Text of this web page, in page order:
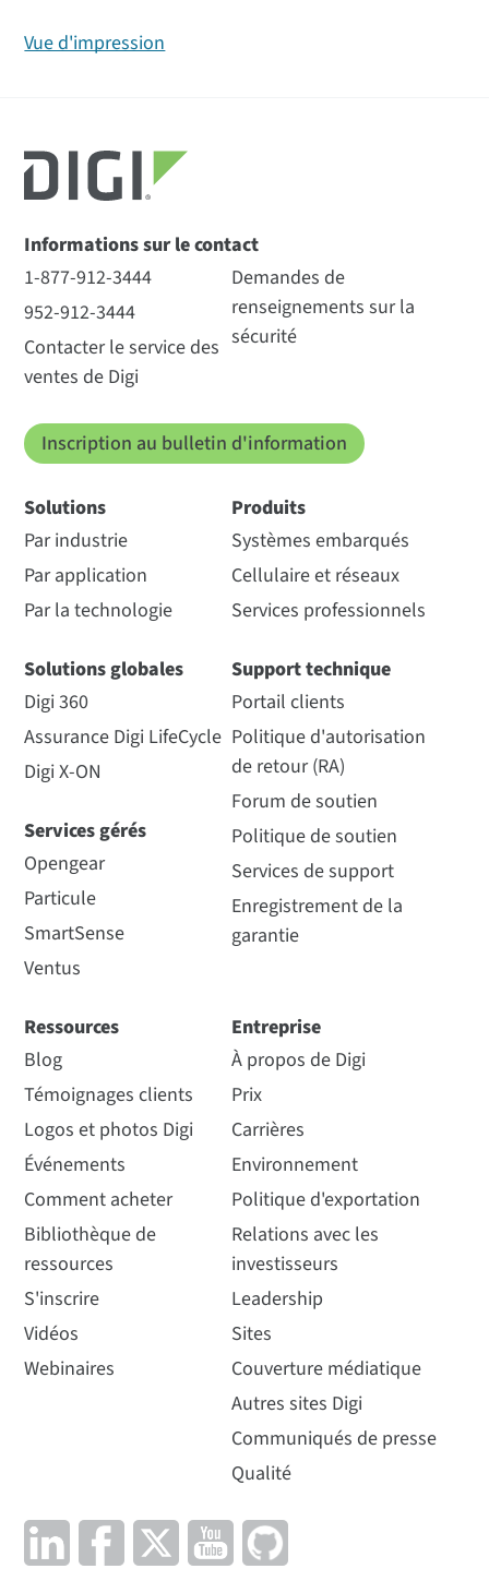
Vue d'impression
Informations sur le contact
1-877-912-3444
952-912-3444
Contacter le service des
ventes de Digi
Demandes de
renseignements sur la
sécurité
Inscription au bulletin d'information
Solutions
Par industrie
Par application
Par la technologie
Solutions globales
Digi 360
Assurance Digi LifeCycle
Digi X-ON
Services gérés
Opengear
Particule
SmartSense
Ventus
Produits
Systèmes embarqués
Cellulaire et réseaux
Services professionnels
Support technique
Portail clients
Politique d'autorisation
de retour (RA)
Forum de soutien
Politique de soutien
Services de support
Enregistrement de la
garantie
Ressources
Blog
Témoignages clients
Logos et photos Digi
Événements
Comment acheter
Bibliothèque de
ressources
S'inscrire
Vidéos
Webinaires
Entreprise
À propos de Digi
Prix
Carrières
Environnement
Politique d'exportation
Relations avec les
investisseurs
Leadership
Sites
Couverture médiatique
Autres sites Digi
Communiqués de presse
Qualité